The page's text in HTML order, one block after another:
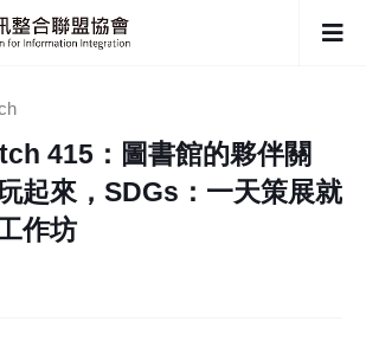
415：圖書館的夥伴關
起來，SDGs：一天策展就
作坊